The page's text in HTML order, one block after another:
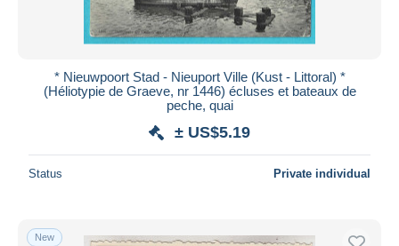
* Nieuwpoort Stad - Nieuport Ville (Kust - Littoral) *
(Héliotypie de Graeve, nr 1446) écluses et bateaux de
peche, quai
± US$5.19
Status Private individual
New